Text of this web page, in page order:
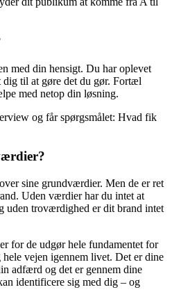
med din hensigt. Du har oplevet
til at gøre det du gør. Fortæl
med netop din løsning.
og får spørgsmålet: Hvad fik
sine grundværdier. Men de er ret
Uden værdier har du intet at
uden troværdighed er dit brand intet
for de udgør hele fundamentet for
vejen igennem livet. Det er dine
adfærd og det er gennem dine
identificere sig med dig – og